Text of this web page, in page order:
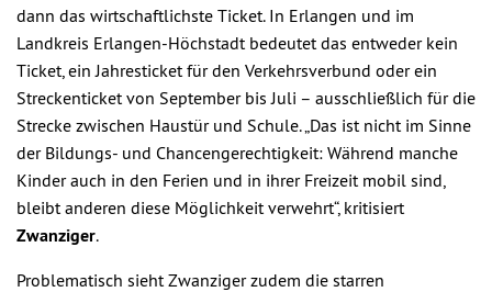
dann das wirtschaftlichste Ticket. In Erlangen und im
Landkreis Erlangen-Höchstadt bedeutet das entweder kein
Ticket, ein Jahresticket für den Verkehrsverbund oder ein
Streckenticket von September bis Juli – ausschließlich für die
Strecke zwischen Haustür und Schule. „Das ist nicht im Sinne
der Bildungs- und Chancengerechtigkeit: Während manche
Kinder auch in den Ferien und in ihrer Freizeit mobil sind,
bleibt anderen diese Möglichkeit verwehrt“, kritisiert
Zwanziger.
Problematisch sieht Zwanziger zudem die starren